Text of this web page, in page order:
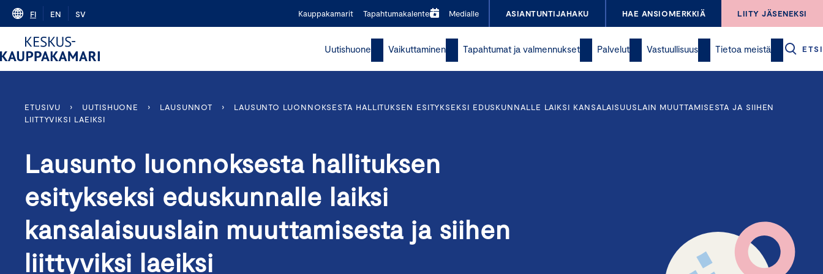
Skip
content
FI EN SV Kauppakamarit Tapahtumakalenteri Medialle ASIANTUNTIJAHAKU HAE ANSIOMERKKIÄ LIITY JÄSENEKSI
Uutishuone Vaikuttaminen Tapahtumat ja valmennukset Palvelut Vastuullisuus Tietoa meistä ETSI
ETUSIVU › UUTISHUONE › LAUSUNNOT ›
LAUSUNTO LUONNOKSESTA HALLITUKSEN ESITYKSEKSI EDUSKUNNALLE LAIKSI KANSALAISUUSLAIN MUUTTAMISESTA JA SIIHEN
LIITTYVIKSI LAEIKSI
Lausunto luonnoksesta hallituksen
esitykseksi eduskunnalle laiksi
kansalaisuuslain muuttamisesta ja siihen
liittyviksi laeiksi